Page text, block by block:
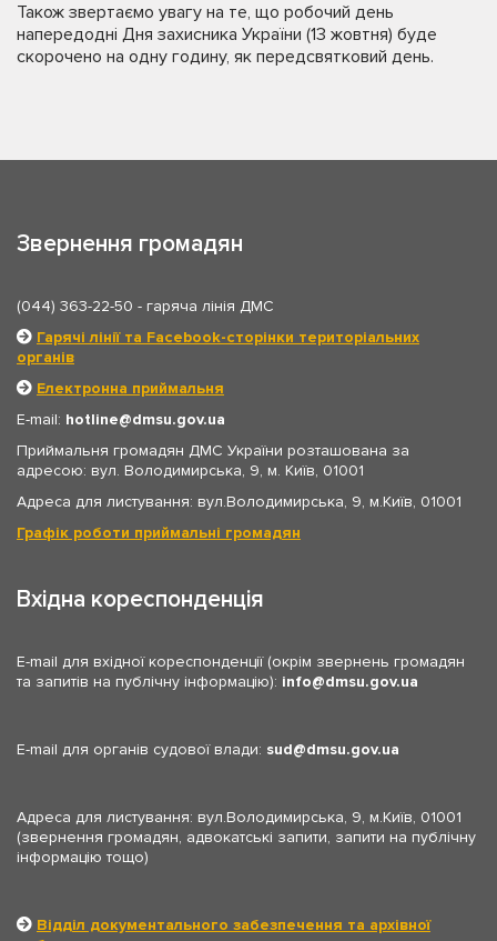
Також звертаємо увагу на те, що робочий день
напередодні Дня захисника України (13 жовтня) буде
скорочено на одну годину, як передсвятковий день.
Звернення громадян
(044) 363-22-50 - гаряча лінія ДМС
Гарячі лінії та Facebook-сторінки територіальних
органів
Електронна приймальня
E-mail: hotline
dmsu.gov.ua
Приймальня громадян ДМС України розташована за
адресою: вул. Володимирська, 9, м. Київ, 01001
Адреса для листування: вул.Володимирська, 9, м.Київ, 01001
Графік роботи приймальні громадян
Вхідна кореспонденція
E-mail для вхідної кореспонденції (окрім звернень громадян
та запитів на публічну інформацію): info dmsu.gov.ua
E-mail для органів судової влади: sud dmsu.gov.ua
Адреса для листування: вул.Володимирська, 9, м.Київ, 01001
(звернення громадян, адвокатські запити, запити на публічну
інформацію тощо)
Відділ документального забезпечення та архівної